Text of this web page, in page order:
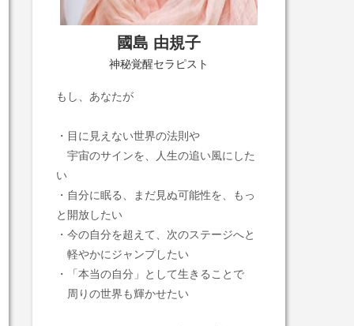
國島 由規子
神秘覚醒セラピスト
もし、あなたが
・目に見えない世界の法則や
宇宙のサインを、人生の追い風にした
い
・自分に眠る、まだ見ぬ可能性を、もっ
と開放したい
・今の自分を超えて、次のステージへと
軽やかにジャンプしたい
・「本当の自分」として生きることで
周りの世界も輝かせたい